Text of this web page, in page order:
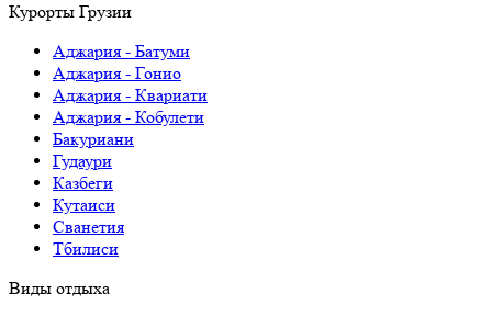
Курорты Грузии
Аджария - Батуми
Аджария - Гонио
Аджария - Квариати
Аджария - Кобулети
Бакуриани
Гудаури
Казбеги
Кутаиси
Сванетия
Тбилиси
Виды отдыха